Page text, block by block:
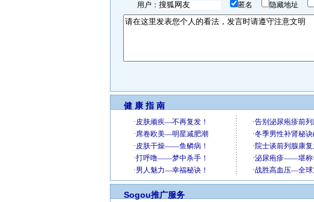
用户： 匿名 隐藏地址
健 康 指 南
Sogou推广服务